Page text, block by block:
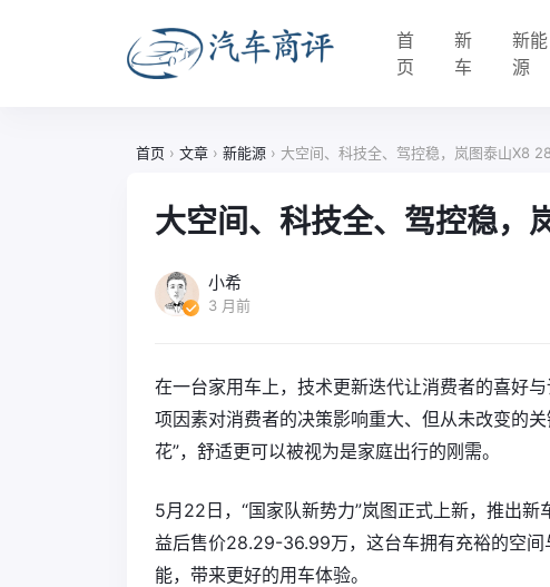
首
页
新
车
新能
源
首页 › 文章 › 新能源 › 大空间、科技全、驾控稳，岚图泰山X8
大空间、科技全、驾控稳
小希
3 月前
在一台家用车上，技术更新迭代让消费者的喜好
项因素对消费者的决策影响重大、但从未改变的
花”，舒适更可以被视为是家庭出行的刚需。
5月22日，“国家队新势力”岚图正式上新，推出
益后售价28.29-36.99万，这台车拥有充裕的空
能，带来更好的用车体验。